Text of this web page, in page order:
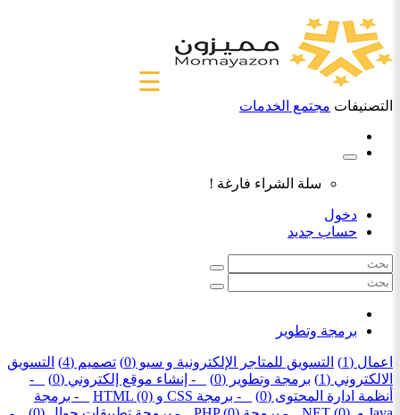
☰
التصنيفات مجتمع الخدمات
سلة الشراء فارغة !
دخول
حساب جديد
برمجة وتطوير
اعمال (1) التسويق للمتاجر الإلكترونية و سيو (0) تصميم (4)
التسويق
الالكتروني (1)
برمجة وتطوير (0) - إنشاء موقع إلكتروني (0)
-
أنظمة ادارة المحتوى (0)
- برمجة CSS و HTML (0)
- برمجة